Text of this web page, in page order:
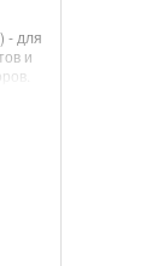
- для
и